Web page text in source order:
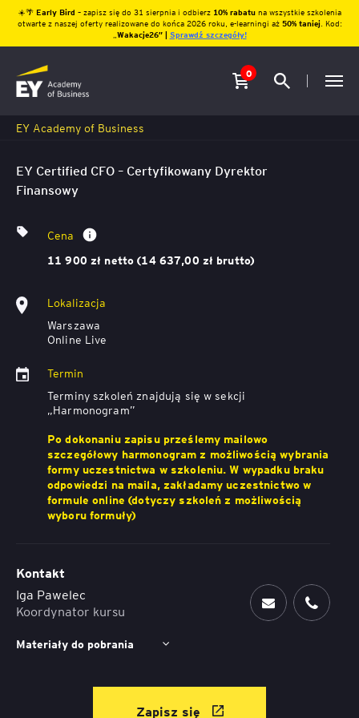
☀️🌴 Early Bird – zapisz się do 31 sierpnia i odbierz10% rabatu na wszystkie szkolenia
otwarte z naszej oferty realizowane do końca 2026 roku, e-learningi aż 50% taniej. Kod:
Wakacje26″ | Sprawdź szczegóły!
0
EY Academy of Business
EY Certified CFO – Certyfikowany Dyrektor
Finansowy
Cena
11 900 zł netto (14 637,00 zł brutto)
Lokalizacja
Warszawa
Online Live
Termin
Terminy szkoleń znajdują się w sekcji
„Harmonogram”
Po dokonaniu zapisu prześlemy mailowo
szczegółowy harmonogram z możliwością wybrania
formy uczestnictwa w szkoleniu. W wypadku braku
odpowiedzi na maila, zakładamy uczestnictwo w
formule online (dotyczy szkoleń z możliwością
wyboru formuły)
Kontakt
Iga Pawelec
Koordynator kursu
Materiały do pobrania
Zapisz się